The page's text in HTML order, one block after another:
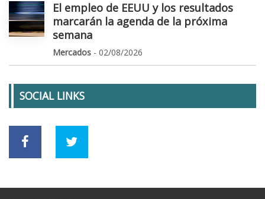
El empleo de EEUU y los resultados
marcarán la agenda de la próxima
semana
Mercados - 02/08/2026
SOCIAL LINKS